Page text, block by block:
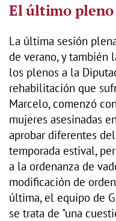
El último pleno
La última sesión
de verano, y también
los plenos a la
rehabilitación que
Marcelo, comenzó
mujeres asesinadas
aprobar diferentes
temporada estival,
a la ordenanza de
modificación de
última, el equipo de
se trata de "una